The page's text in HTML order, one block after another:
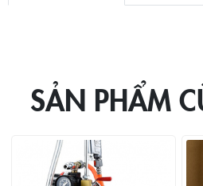
SẢN PHẨM